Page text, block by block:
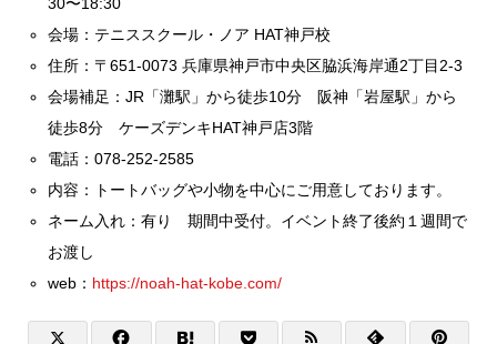
会場：テニススクール・ノア HAT神戸校
住所：〒651-0073 兵庫県神戸市中央区脇浜海岸通2丁目2-3
会場補足：JR「灘駅」から徒歩10分 阪神「岩屋駅」から
徒歩8分 ケーズデンキHAT神戸店3階
電話：078-252-2585
内容：トートバッグや小物を中心にご用意しております。
ネーム入れ：有り 期間中受付。イベント終了後約１週間で
お渡し
web： https://noah-hat-kobe.com/